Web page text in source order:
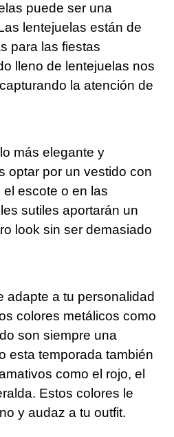
puede ser una
lentejuelas están de
para las fiestas
lleno de lentejuelas nos
la atención de
más elegante y
optar por un vestido con
escote o en las
sutiles aportarán un
look sin ser demasiado
adapte a tu personalidad
colores metálicos como
son siempre una
esta temporada también
como el rojo, el
Estos colores le
y audaz a tu outfit.